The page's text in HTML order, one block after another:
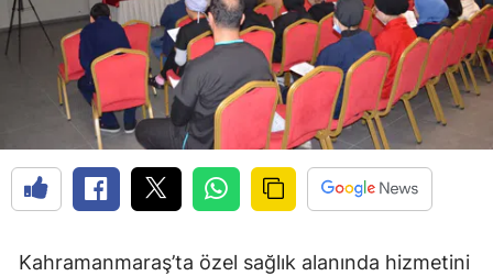
Kahramanmaraş’ta özel sağlık alanında hizmetini